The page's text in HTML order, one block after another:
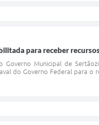
para receber
Governo Municipal de
do Governo Federal para o